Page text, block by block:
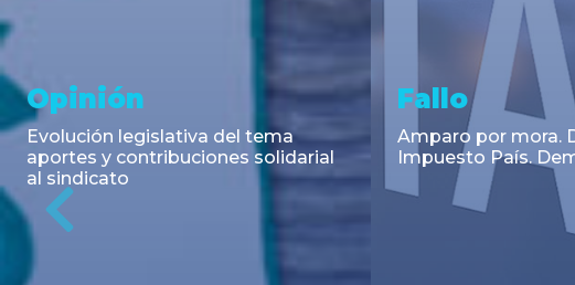
Asesoramiento y
Transacciones
Co-Emisión de Obligaciones
Negociables por US$400.000.000
de Petroquímica Comodoro
Rivadavia S.A. y Luz de Tres Picos
Noticia
Cambios en el
Argentino:
para la
coadyuvantes e
alimentarios y
Previous